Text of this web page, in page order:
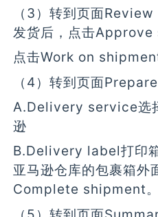
（3）转到页面
发货后，点击Approve
点击Work on shipment
（4）转到页面
A.Delivery service选
逊
B.Delivery label打印
亚马逊仓库的包裹箱外
Complete shipment。